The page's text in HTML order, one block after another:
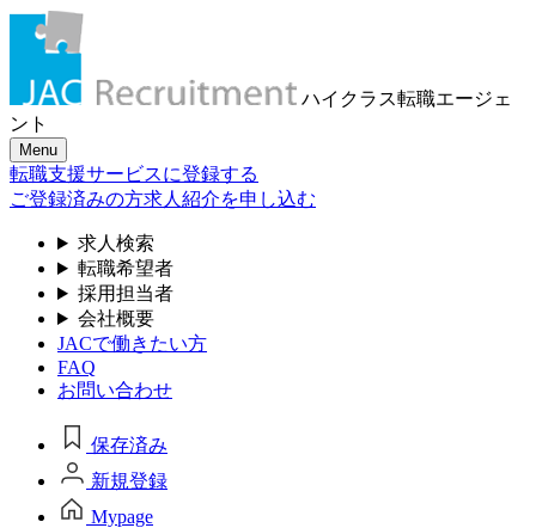
ハイクラス転職エージェ
ント
Menu
転職支援サービスに登録する
ご登録済みの方求人紹介を申し込む
求人検索
転職希望者
採用担当者
会社概要
JACで働きたい方
FAQ
お問い合わせ
保存済み
新規登録
Mypage